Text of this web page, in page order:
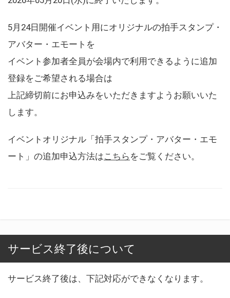
5月24日開催イベント用にオリジナルの拍手スタンプ・
アバター・エモートを
イベント参加者全員が会場内で利用できるように追加
登録をご希望される場合は
上記締切前にお申込みをいただきますようお願いいた
します。
イベントオリジナル「拍手スタンプ・アバター・エモ
ート」の追加申込方法はこちら をご覧ください。
サービス終了後について
サービス終了後は、下記対応ができなくなります。